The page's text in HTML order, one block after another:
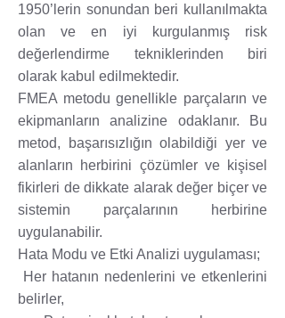
1950’lerin sonundan beri kullanılmakta
olan ve en iyi kurgulanmış risk
değerlendirme tekniklerinden biri
olarak kabul edilmektedir.
FMEA metodu genellikle parçaların ve
ekipmanların analizine odaklanır. Bu
metod, başarısızlığın olabildiği yer ve
alanların herbirini çözümler ve kişisel
fikirleri de dikkate alarak değer biçer ve
sistemin parçalarının herbirine
uygulanabilir.
Hata Modu ve Etki Analizi uygulaması;
Her hatanın nedenlerini ve etkenlerini
belirler,